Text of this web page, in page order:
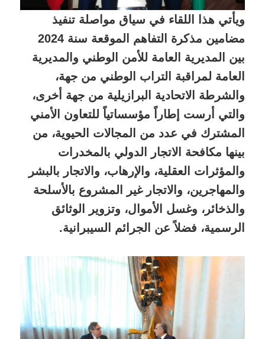
ويأتي هذا اللقاء في سياق مواصلة تنفيذ
مضامين مذكرة التفاهم الموقعة سنة 2024
بين المديرية العامة للأمن الوطني والمديرية
العامة لمراقبة التراب الوطني من جهة،
والشرطة الاتحادية البرازيلية من جهة أخرى،
والتي أرست إطاراً مؤسساتياً للتعاون الأمني
المشترك في عدد من المجالات الحيوية، من
بينها مكافحة الاتجار الدولي بالمخدرات
والمؤثرات العقلية، والإرهاب، والاتجار بالبشر
والمهاجرين، والاتجار غير المشروع بالأسلحة
والذخائر، وغسل الأموال، وتزوير الوثائق
الرسمية، فضلاً عن الجرائم السيبرانية.